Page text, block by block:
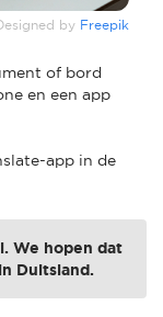
by Freepik
of bord
en een app
app in de
We hopen dat
Duitsland.